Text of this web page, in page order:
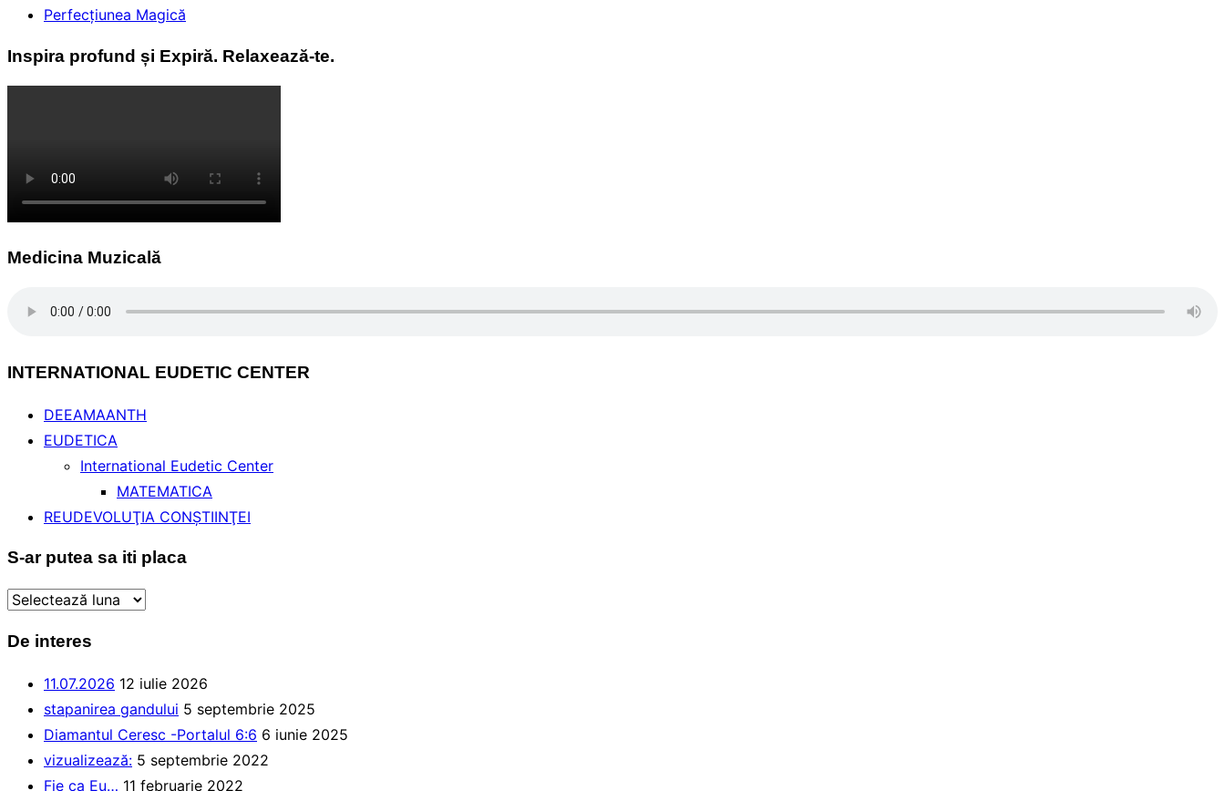
Perfecţiunea Magică
Inspira profund și Expiră. Relaxează-te.
Medicina Muzicală
INTERNATIONAL EUDETIC CENTER
DEEAMAANTH
EUDETICA
International Eudetic Center
MATEMATICA
REUDEVOLUŢIA CONŞTIINŢEI
S-ar putea sa iti placa
S-
putea
De interes
11.07.2026 12 iulie 2026
stapanirea gandului 5 septembrie 2025
Diamantul Ceresc -Portalul 6:6 6 iunie 2025
vizualizează: 5 septembrie 2022
Fie ca Eu… 11 februarie 2022